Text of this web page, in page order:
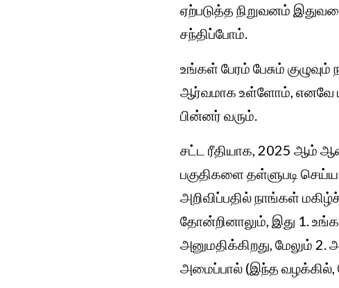
ஏற்படுத்த நிறுவனம்
சந்திப்போம்.
உங்கள் பேரம் பேசும்
ஆர்வமாக உள்ளோம், எனவே
பின்னர் வரும்.
சட்ட ரீதியாக, 2025 ஆம்
பகுதிகளை தள்ளுபடி
அறிவிப்பதில் நாங்கள்
தோன்றினாலும், இது 1.
அனுமதிக்கிறது, மேலும்
அமைப்பால் (இந்த வழக்கில்,